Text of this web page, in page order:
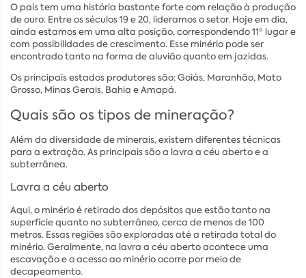
O país tem uma história bastante forte com relação à produção
de ouro. Entre os séculos 19 e 20, lideramos o setor. Hoje em dia,
ainda estamos em uma alta posição, correspondendo 11º lugar e
com possibilidades de crescimento. Esse minério pode ser
encontrado tanto na forma de aluvião quanto em jazidas.
Os principais estados produtores são: Goiás, Maranhão, Mato
Grosso, Minas Gerais, Bahia e Amapá.
Quais são os tipos de mineração?
Além da diversidade de minerais, existem diferentes técnicas
para a extração. As principais são a lavra a céu aberto e a
subterrânea.
Lavra a céu aberto
Aqui, o minério é retirado dos depósitos que estão tanto na
superfície quanto no subterrâneo, cerca de menos de 100
metros. Essas regiões são exploradas até a retirada total do
minério. Geralmente, na lavra a céu aberto acontece uma
escavação e o acesso ao minério ocorre por meio de
decapeamento.